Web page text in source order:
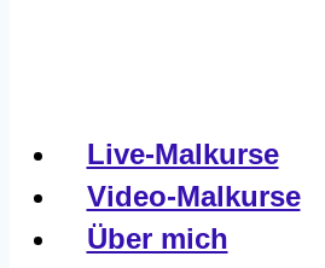
Live-Malkurse
Video-Malkurse
Über mich